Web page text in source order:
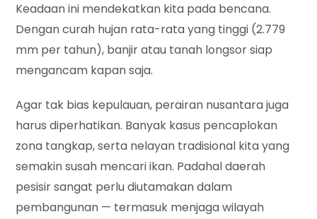
Keadaan ini mendekatkan kita pada bencana.
Dengan curah hujan rata-rata yang tinggi (2.779
mm per tahun), banjir atau tanah longsor siap
mengancam kapan saja.
Agar tak bias kepulauan, perairan nusantara juga
harus diperhatikan. Banyak kasus pencaplokan
zona tangkap, serta nelayan tradisional kita yang
semakin susah mencari ikan. Padahal daerah
pesisir sangat perlu diutamakan dalam
pembangunan — termasuk menjaga wilayah